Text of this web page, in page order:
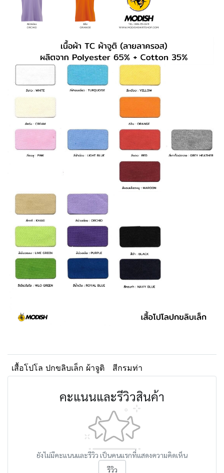
เสื้อโปโล ปกขลิบเล็ก ผ้าจูติ สีกรมท่า
คะแนนและรีวิวสินค้า
ยังไม่มีคะแนนและรีวิว เป็นคนแรกที่แสดงความคิดเห็น
รีวิว